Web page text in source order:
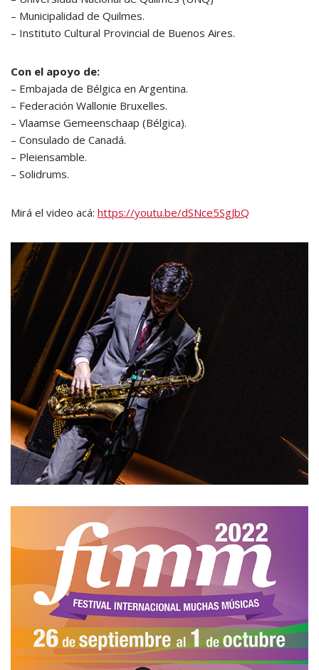
– Municipalidad de Quilmes.
– Instituto Cultural Provincial de Buenos Aires.
Con el apoyo de:
– Embajada de Bélgica en Argentina.
– Federación Wallonie Bruxelles.
– Vlaamse Gemeenschaap (Bélgica).
– Consulado de Canadá.
– Pleiensamble.
– Solidrums.
Mirá el video acá: https://youtu.be/dSNce5SgJbQ